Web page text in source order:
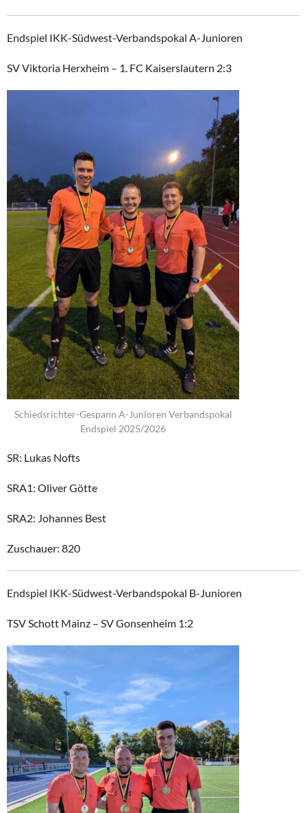
Endspiel IKK-Südwest-Verbandspokal A-Junioren
SV Viktoria Herxheim – 1. FC Kaiserslautern 2:3
Schiedsrichter-Gespann A-Junioren Verbandspokal
Endspiel 2025/2026
SR: Lukas Nofts
SRA1: Oliver Götte
SRA2: Johannes Best
Zuschauer: 820
Endspiel IKK-Südwest-Verbandspokal B-Junioren
TSV Schott Mainz – SV Gonsenheim 1:2